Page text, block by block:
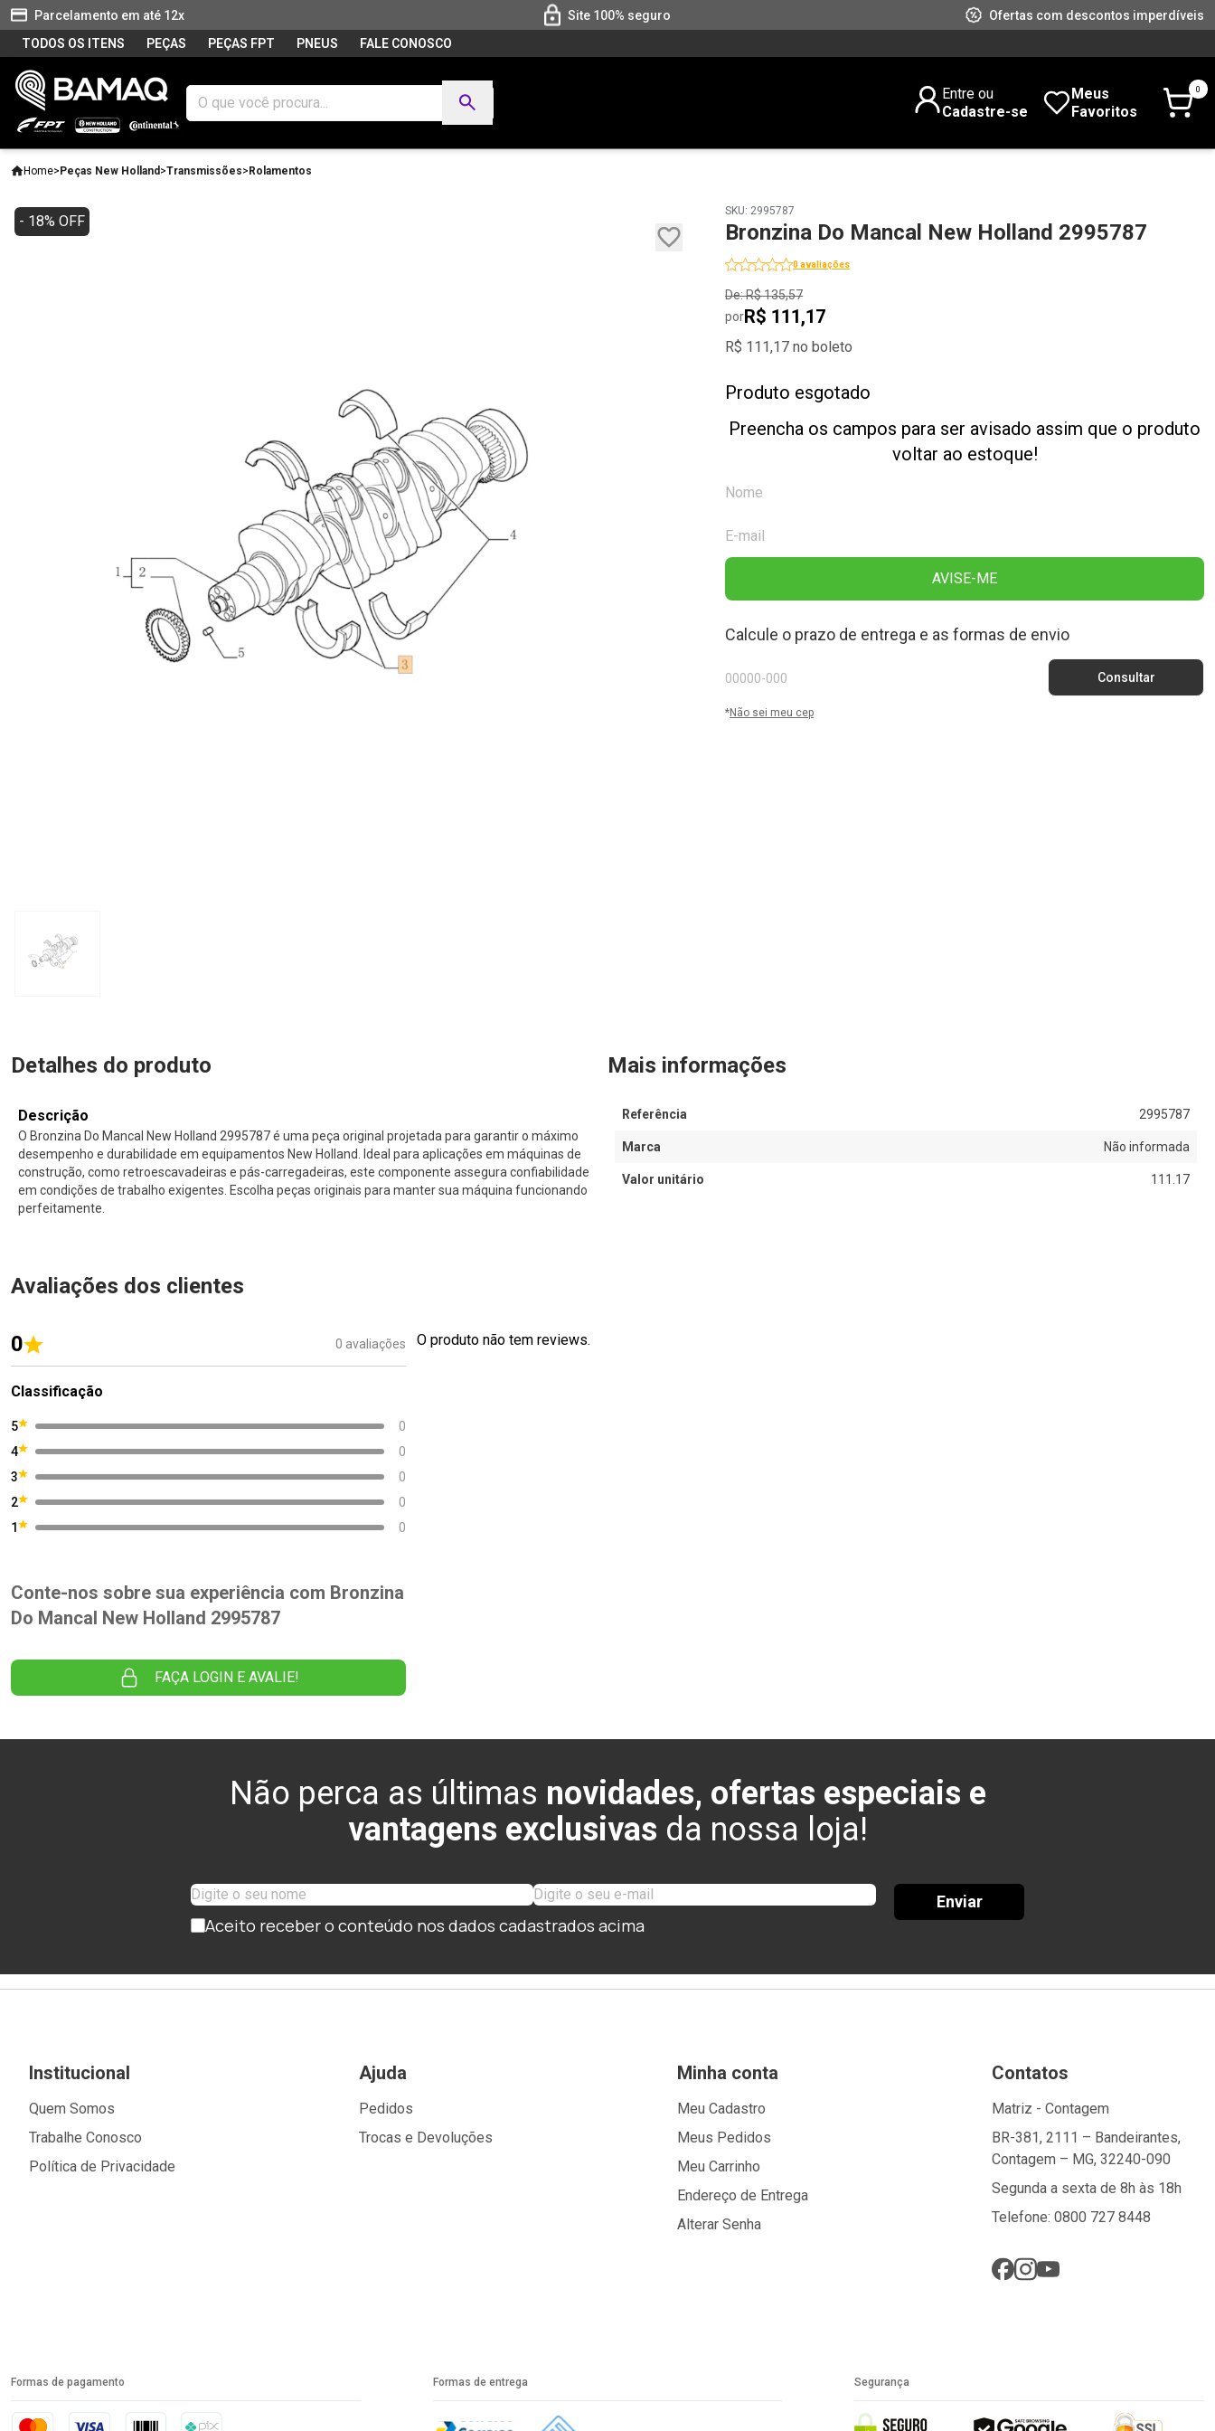
Parcelamento em até 12x Site 100% seguro
Ofertas com descontos imperdíveis
TODOS OS ITENS
PEÇAS PEÇAS FPT PNEUS FALE CONOSCO
Entre ou
Cadastre-se
Meus
Favoritos
0
Home> Peças New Holland >Transmissões> Rolamentos
SKU: 2995787
Bronzina Do Mancal New Holland 2995787
0 avaliações
De: R$ 135,57
porR$ 111,17
R$ 111,17 no boleto
- 18% OFF
Produto esgotado
Preencha os campos para ser avisado assim que o produto
voltar ao estoque!
AVISE-ME
Calcule o prazo de entrega e as formas de envio
*Não sei meu cep
Detalhes do produto
Descrição
O Bronzina Do Mancal New Holland 2995787 é uma peça original projetada para garantir o máximo
desempenho e durabilidade em equipamentos New Holland. Ideal para aplicações em máquinas de
construção, como retroescavadeiras e pás-carregadeiras, este componente assegura confiabilidade
em condições de trabalho exigentes. Escolha peças originais para manter sua máquina funcionando
perfeitamente.
Mais informações
Referência 2995787
Marca Não informada
Valor unitário 111.17
Avaliações dos clientes
0 0 avaliações
Classificação
5
0
4
0
3
0
2
0
1
0
Conte-nos sobre sua experiência com Bronzina
Do Mancal New Holland 2995787
FAÇA LOGIN E AVALIE!
O produto não tem reviews.
Não perca as últimas novidades, ofertas especiais e
vantagens exclusivas da nossa loja!
Aceito receber o conteúdo nos dados cadastrados acima
Enviar
Institucional
Quem Somos
Trabalhe Conosco
Política de Privacidade
Ajuda
Pedidos
Trocas e Devoluções
Minha conta
Meu Cadastro
Meus Pedidos
Meu Carrinho
Endereço de Entrega
Alterar Senha
Contatos
Matriz - Contagem
BR-381, 2111 – Bandeirantes,
Contagem – MG, 32240-090
Segunda a sexta de 8h às 18h
Telefone: 0800 727 8448
Formas de pagamento Formas de entrega Segurança